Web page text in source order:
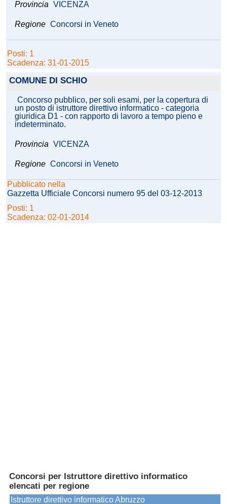
Provincia VICENZA
Regione Concorsi in Veneto
Posti: 1
Scadenza: 31-01-2015
COMUNE DI SCHIO
Concorso pubblico, per soli esami, per la copertura di
un posto di istruttore direttivo informatico - categoria
giuridica D1 - con rapporto di lavoro a tempo pieno e
indeterminato.
Provincia VICENZA
Regione Concorsi in Veneto
Pubblicato nella
Gazzetta Ufficiale Concorsi numero 95 del 03-12-2013
Posti: 1
Scadenza: 02-01-2014
Concorsi per Istruttore direttivo informatico
elencati per regione
Istruttore direttivo informatico Abruzzo